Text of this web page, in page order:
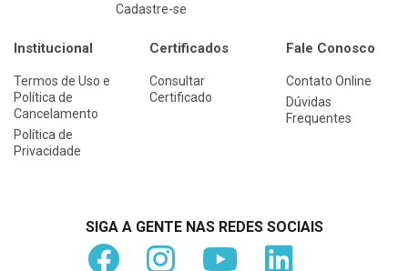
Cadastre-se
Institucional
Termos de Uso e
Política de
Cancelamento
Política de
Privacidade
Certificados
Consultar
Certificado
Fale Conosco
Contato Online
Dúvidas
Frequentes
SIGA A GENTE NAS REDES SOCIAIS